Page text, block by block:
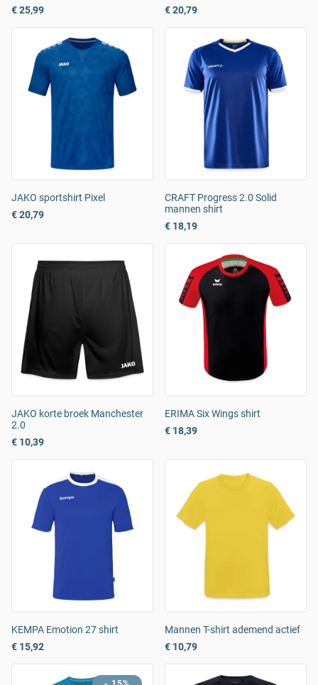
€ 25,99
€ 20,79
JAKO sportshirt Pixel
€ 20,79
CRAFT Progress 2.0 Solid
mannen shirt
€ 18,19
JAKO korte broek Manchester
2.0
€ 10,39
ERIMA Six Wings shirt
€ 18,39
KEMPA Emotion 27 shirt
€ 15,92
Mannen T-shirt ademend actief
€ 10,79